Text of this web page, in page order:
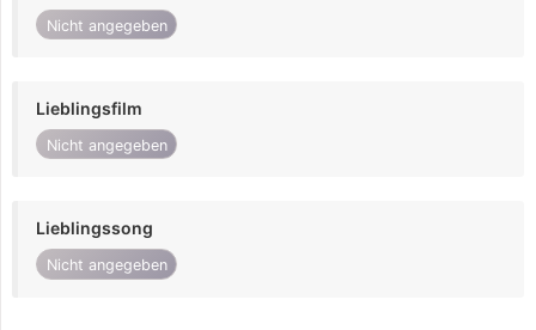
Nicht angegeben
Lieblingsfilm
Nicht angegeben
Lieblingssong
Nicht angegeben